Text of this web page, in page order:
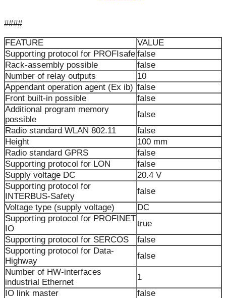
####
FEATURE
VALUE
Supporting protocol for PROFIsafe false
Rack-assembly possible
false
Number of relay outputs
10
Appendant operation agent (Ex ib) false
Front built-in possible
false
Additional program memory
possible
false
Radio standard WLAN 802.11
false
Height
100 mm
Radio standard GPRS
false
Supporting protocol for LON
false
Supply voltage DC
20.4 V
Supporting protocol for
INTERBUS-Safety
false
Voltage type (supply voltage)
DC
Supporting protocol for PROFINET
IO
true
Supporting protocol for SERCOS
false
Supporting protocol for Data-
Highway
false
Number of HW-interfaces
industrial Ethernet
1
IO link master
false